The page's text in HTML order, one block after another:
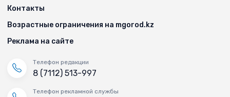
Контакты
Возрастные ограничения на mgorod.kz
Реклама на сайте
Телефон редакции
8 (7112) 513-997
Телефон рекламной службы